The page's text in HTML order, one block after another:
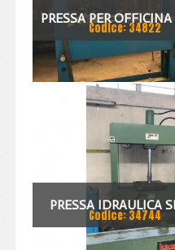
PRESSA PER
100 TON
Codice: 34822
PRESSA IDRAULICA
PISTONE FISSO 70
Codice: 34744